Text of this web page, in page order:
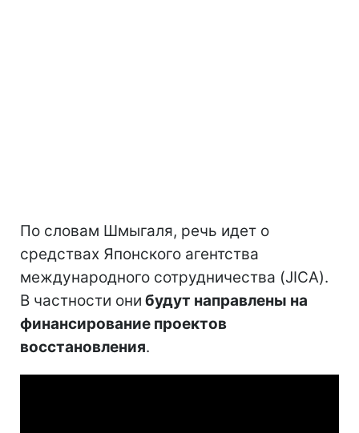
По словам Шмыгаля, речь идет о
средствах Японского агентства
международного сотрудничества (JICA).
В частности они будут направлены на
финансирование проектов
восстановления.